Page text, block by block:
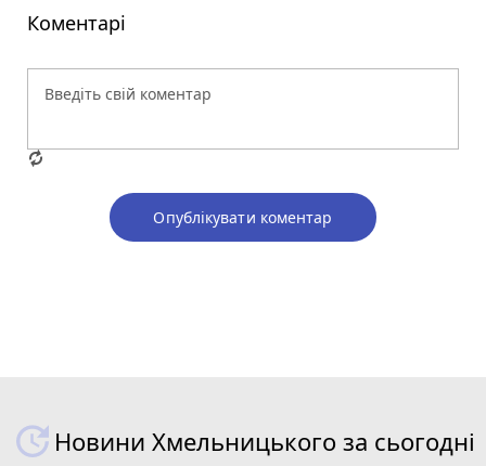
Коментарі
Опублікувати коментар
Новини Хмельницького за сьогодні